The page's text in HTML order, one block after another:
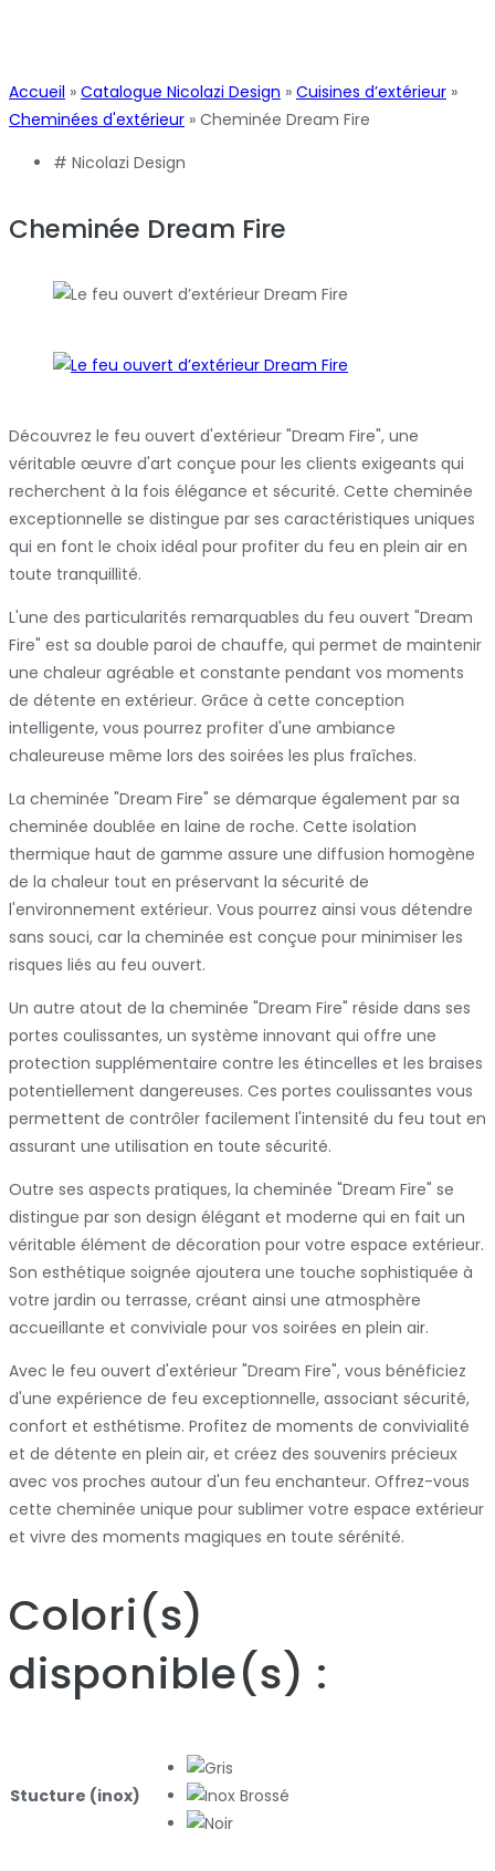
Accueil » Catalogue Nicolazi Design » Cuisines d’extérieur »
Cheminées d'extérieur » Cheminée Dream Fire
# Nicolazi Design
Cheminée Dream Fire
Découvrez le feu ouvert d'extérieur "Dream Fire", une
véritable œuvre d'art conçue pour les clients exigeants qui
recherchent à la fois élégance et sécurité. Cette cheminée
exceptionnelle se distingue par ses caractéristiques uniques
qui en font le choix idéal pour profiter du feu en plein air en
toute tranquillité.
L'une des particularités remarquables du feu ouvert "Dream
Fire" est sa double paroi de chauffe, qui permet de maintenir
une chaleur agréable et constante pendant vos moments
de détente en extérieur. Grâce à cette conception
intelligente, vous pourrez profiter d'une ambiance
chaleureuse même lors des soirées les plus fraîches.
La cheminée "Dream Fire" se démarque également par sa
cheminée doublée en laine de roche. Cette isolation
thermique haut de gamme assure une diffusion homogène
de la chaleur tout en préservant la sécurité de
l'environnement extérieur. Vous pourrez ainsi vous détendre
sans souci, car la cheminée est conçue pour minimiser les
risques liés au feu ouvert.
Un autre atout de la cheminée "Dream Fire" réside dans ses
portes coulissantes, un système innovant qui offre une
protection supplémentaire contre les étincelles et les braises
potentiellement dangereuses. Ces portes coulissantes vous
permettent de contrôler facilement l'intensité du feu tout en
assurant une utilisation en toute sécurité.
Outre ses aspects pratiques, la cheminée "Dream Fire" se
distingue par son design élégant et moderne qui en fait un
véritable élément de décoration pour votre espace extérieur.
Son esthétique soignée ajoutera une touche sophistiquée à
votre jardin ou terrasse, créant ainsi une atmosphère
accueillante et conviviale pour vos soirées en plein air.
Avec le feu ouvert d'extérieur "Dream Fire", vous bénéficiez
d'une expérience de feu exceptionnelle, associant sécurité,
confort et esthétisme. Profitez de moments de convivialité
et de détente en plein air, et créez des souvenirs précieux
avec vos proches autour d'un feu enchanteur. Offrez-vous
cette cheminée unique pour sublimer votre espace extérieur
et vivre des moments magiques en toute sérénité.
Colori(s)
disponible(s) :
Stucture (inox)